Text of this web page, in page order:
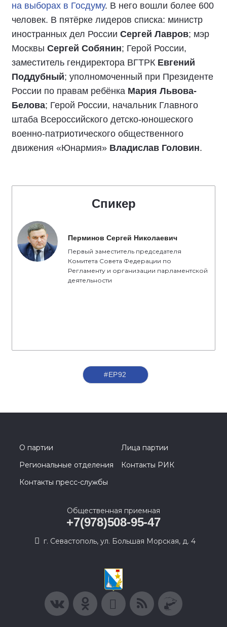
на выборах в Госдуму. В него вошли более 600
человек. В пятёрке лидеров списка: министр
иностранных дел России Сергей Лавров; мэр
Москвы Сергей Собянин; Герой России,
заместитель гендиректора ВГТРК Евгений
Поддубный; уполномоченный при Президенте
России по правам ребёнка Мария Львова-
Белова; Герой России, начальник Главного
штаба Всероссийского детско-юношеского
военно-патриотического общественного
движения «Юнармия» Владислав Головин.
Спикер
Перминов Сергей Николаевич
Первый заместитель председателя
Комитета Совета Федерации по
Регламенту и организации парламентской
деятельности
#ЕР92
О партии
Лица партии
Региональные отделения
Контакты РИК
Контакты пресс-службы
Общественная приемная
+7(978)508-95-47
г. Севастополь, ул. Большая Морская, д. 4